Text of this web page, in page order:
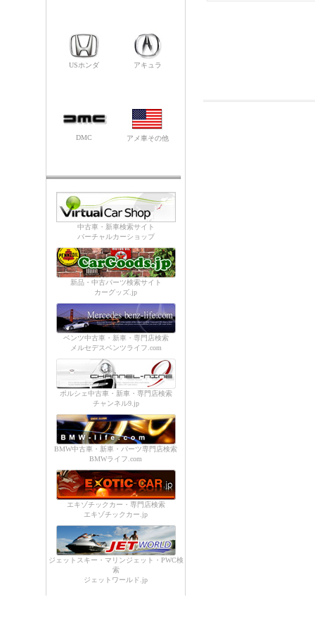
USホンダ アキュラ
DMC アメ車その他
中古車・新車検索サイト
バーチャルカーショップ
新品・中古パーツ検索サイト
カーグッズ.jp
ベンツ中古車・新車・専門店検索
メルセデスベンツライフ.com
ポルシェ中古車・新車・専門店検索
チャンネル9.jp
BMW中古車・新車・パーツ専門店検索
BMWライフ.com
エキゾチックカー・専門店検索
エキゾチックカー.jp
ジェットスキー・マリンジェット・PWC検
索
ジェットワールド.jp